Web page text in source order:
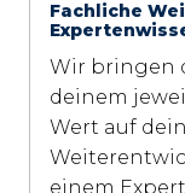
Fachliche
Wir bringen
deinem
Wert auf